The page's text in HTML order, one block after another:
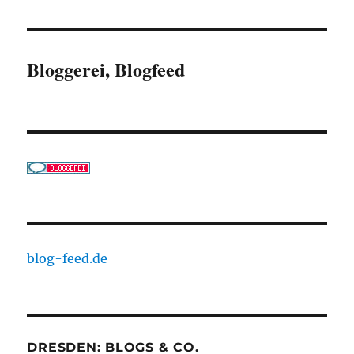
Bloggerei, Blogfeed
blog-feed.de
DRESDEN: BLOGS & CO.